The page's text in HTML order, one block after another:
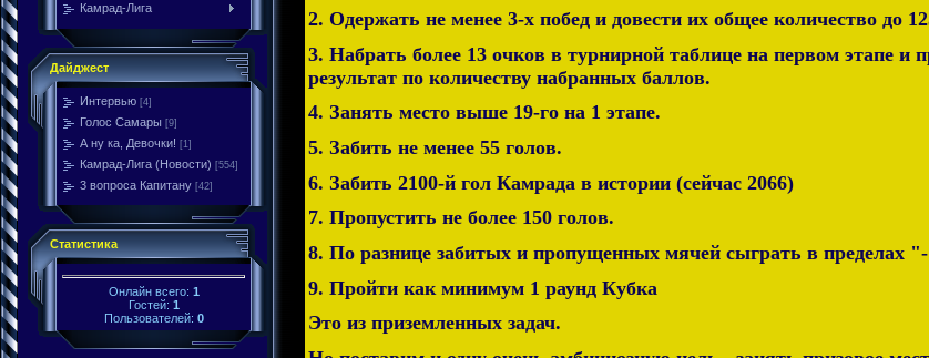
Камрад-Лига
Дайджест
Интервью [4]
Голос Самары [9]
А ну ка, Девочки! [1]
Камрад-Лига (Новости) [554]
3 вопроса Капитану [42]
Статистика
Онлайн всего: 1
Гостей: 1
Пользователей: 0
2. Одержать не менее 3-х побед и довести их общее количество до
3. Набрать более 13 очков в турнирной таблице на первом этапе и
результат по количеству набранных баллов.
4. Занять место выше 19-го на 1 этапе.
5. Забить не менее 55 голов.
6. Забить 2100-й гол Камрада в истории (сейчас 2066)
7. Пропустить не более 150 голов.
8. По разнице забитых и пропущенных мячей сыграть в пределах
9. Пройти как минимум 1 раунд Кубка
Это из приземленных задач.